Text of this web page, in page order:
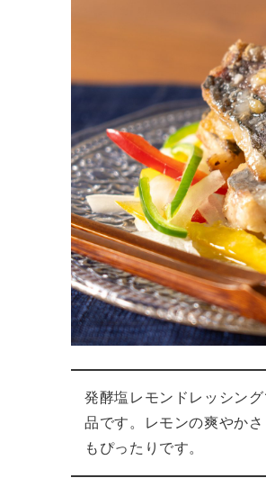
発酵塩レモンドレッシン
品です。レモンの爽やか
もぴったりです。